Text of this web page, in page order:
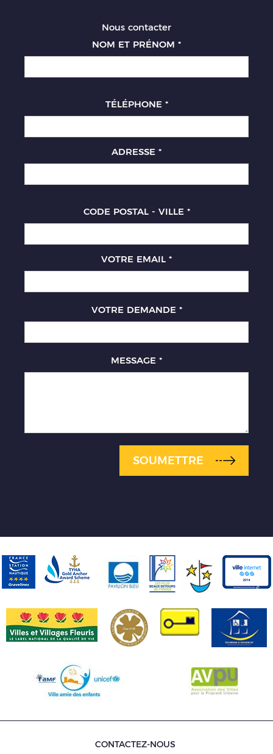
Nous contacter
NOM ET PRÉNOM *
TÉLÉPHONE *
ADRESSE *
CODE POSTAL - VILLE *
VOTRE EMAIL *
VOTRE DEMANDE *
MESSAGE *
SOUMETTRE
CONTACTEZ-NOUS